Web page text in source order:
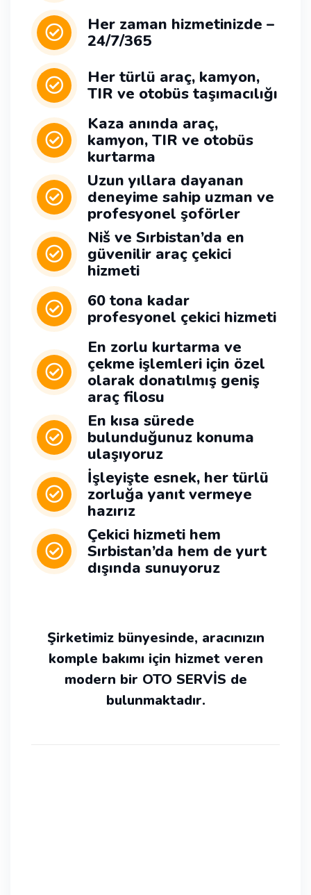
Her zaman hizmetinizde –
24/7/365
Her türlü araç, kamyon,
TIR ve otobüs taşımacılığı
Kaza anında araç,
kamyon, TIR ve otobüs
kurtarma
Uzun yıllara dayanan
deneyime sahip uzman ve
profesyonel şoförler
Niš ve Sırbistan’da en
güvenilir araç çekici
hizmeti
60 tona kadar
profesyonel çekici hizmeti
En zorlu kurtarma ve
çekme işlemleri için özel
olarak donatılmış geniş
araç filosu
En kısa sürede
bulunduğunuz konuma
ulaşıyoruz
İşleyişte esnek, her türlü
zorluğa yanıt vermeye
hazırız
Çekici hizmeti hem
Sırbistan’da hem de yurt
dışında sunuyoruz
Şirketimiz bünyesinde, aracınızın
komple bakımı için hizmet veren
modern bir OTO SERVİS de
bulunmaktadır.